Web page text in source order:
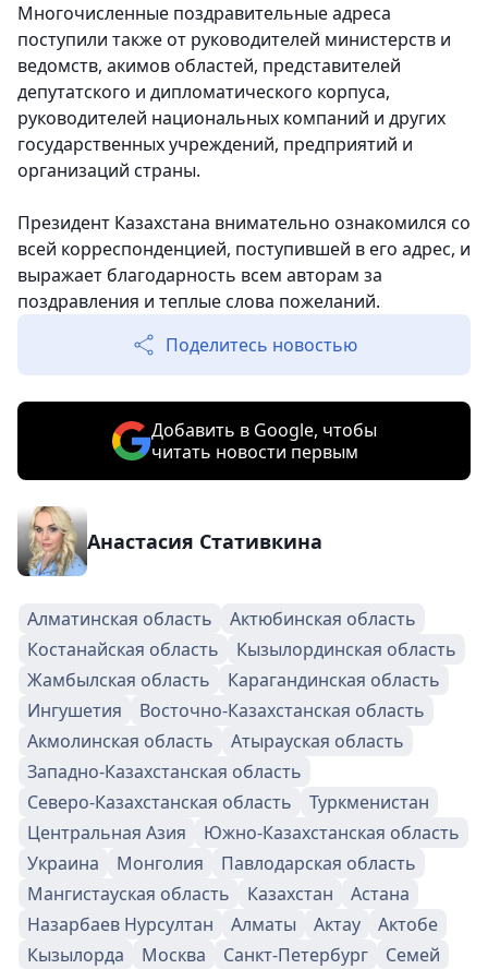
Многочисленные поздравительные адреса
поступили также от руководителей министерств и
ведомств, акимов областей, представителей
депутатского и дипломатического корпуса,
руководителей национальных компаний и других
государственных учреждений, предприятий и
организаций страны.
Президент Казахстана внимательно ознакомился со
всей корреспонденцией, поступившей в его адрес, и
выражает благодарность всем авторам за
поздравления и теплые слова пожеланий.
Поделитесь новостью
Добавить в Google, чтобы
читать новости первым
Анастасия Стативкина
Алматинская область
Актюбинская область
Костанайская область
Кызылординская область
Жамбылская область
Карагандинская область
Ингушетия
Восточно-Казахстанская область
Акмолинская область
Атырауская область
Западно-Казахстанская область
Северо-Казахстанская область
Туркменистан
Центральная Азия
Южно-Казахстанская область
Украина
Монголия
Павлодарская область
Мангистауская область
Казахстан
Астана
Назарбаев Нурсултан
Алматы Актау
Актобе
Кызылорда
Москва Санкт-Петербург
Семей